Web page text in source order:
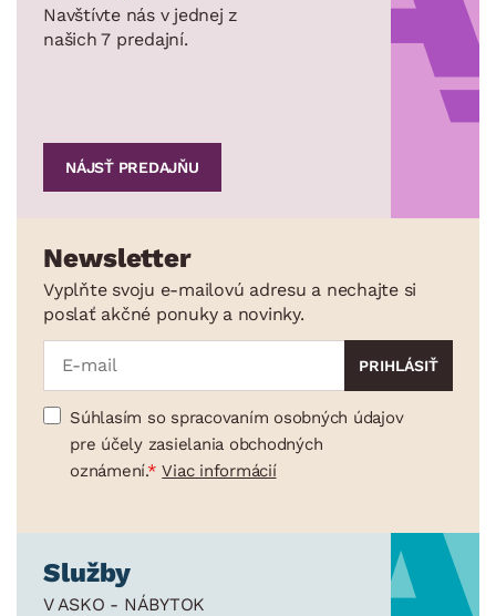
Navštívte nás v jednej z
našich 7 predajní.
NÁJSŤ PREDAJŇU
Newsletter
Vyplňte svoju e-mailovú adresu a nechajte si
poslať akčné ponuky a novinky.
Súhlasím so spracovaním osobných údajov
pre účely zasielania obchodných
oznámení.
Viac informácií
Služby
V ASKO - NÁBYTOK